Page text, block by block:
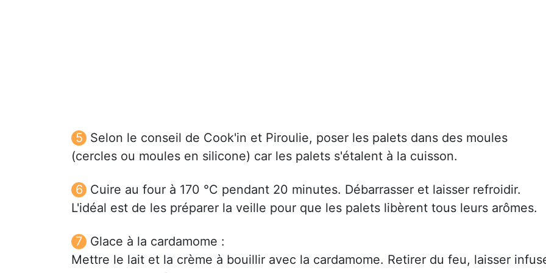
Selon le conseil de Cook'in et Piroulie, poser les palets dans des moules
(cercles ou moules en silicone) car les palets s'étalent à la cuisson.
Cuire au four à 170 °C pendant 20 minutes. Débarrasser et laisser refroidir.
L'idéal est de les préparer la veille pour que les palets libèrent tous leurs arômes.
Glace à la cardamome :
Mettre le lait et la crème à bouillir avec la cardamome. Retirer du feu, laisser